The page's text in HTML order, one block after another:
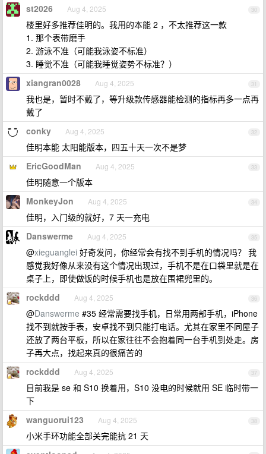
30
st2026 Aug 4, 2025
楼里好多推荐佳明的。我用的本能 2 ，不太推荐这一款
1. 那个表带磨手
2. 游泳不准（可能我泳姿不标准）
3. 睡觉不准（可能我睡觉姿势不标准？）
31
xiangran0028 Aug 4, 2025
我也是，暂时不戴了，等升级款传感器能检测的指标再多一点再
戴了
32
conky Aug 4, 2025
佳明本能 太阳能版本，四五十天一次不是梦
33
EricGoodMan Aug 4, 2025
佳明随意一个版本
34
MonkeyJon Aug 4, 2025
佳明，入门级的就好，7 天一充电
35
Danswerme Aug 4, 2025
@xieguanglei 好奇发问，你经常会有找不到手机的情况吗？ 我
感觉我好像从来没有这个情况出现过，手机不是在口袋里就是在
桌子上，即使做饭的时候手机也是放在围裙兜里的。
36
rockddd Aug 4, 2025
@Danswerme #35 经常需要找手机，日常用两部手机，iPhone
找不到就按手表，安卓找不到只能打电话。尤其在家里不同屋子
还放了两台平板，所以在家往往不会抱着同一台手机到处走。房
子再大点，找起来真的很痛苦的
37
rockddd Aug 4, 2025
目前我是 se 和 S10 换着用，S10 没电的时候就用 SE 临时带一
下
38
wanguorui123 Aug 4, 2025
小米手环功能全部关完能抗 21 天